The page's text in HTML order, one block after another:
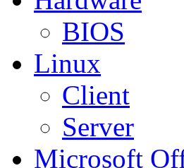
BIOS
Linux
Client
Server
Microsoft